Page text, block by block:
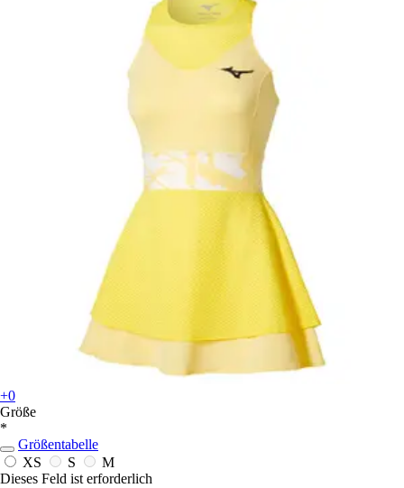
+0
Größe
*
Größentabelle
XS
S
M
Dieses Feld ist erforderlich